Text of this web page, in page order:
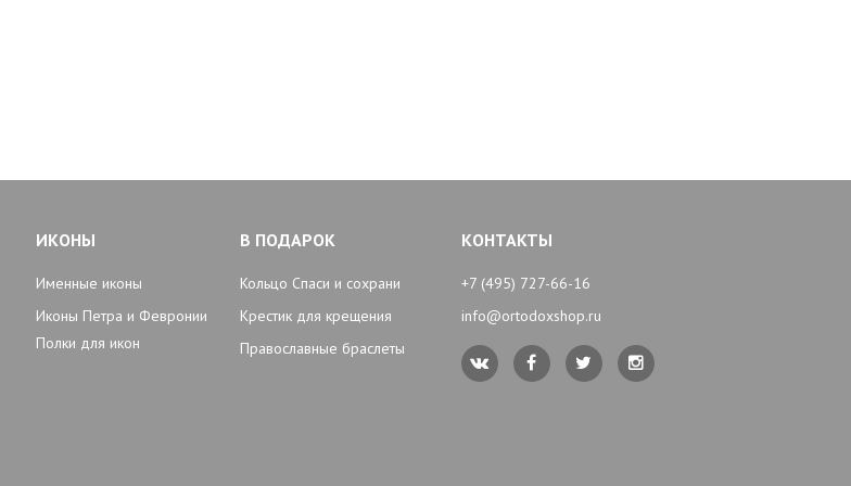
ИКОНЫ
Именные иконы
Иконы Петра и Февронии
Полки для икон
В ПОДАРОК
Кольцо Спаси и сохрани
Крестик для крещения
Православные браслеты
КОНТАКТЫ
+7 (495) 727-66-16
info@ortodoxshop.ru